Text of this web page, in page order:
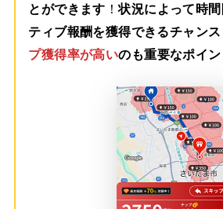
とができます ！状況によって時
ティブ報酬を獲得できるチャン
プ獲得率が高いのも重要なポイン